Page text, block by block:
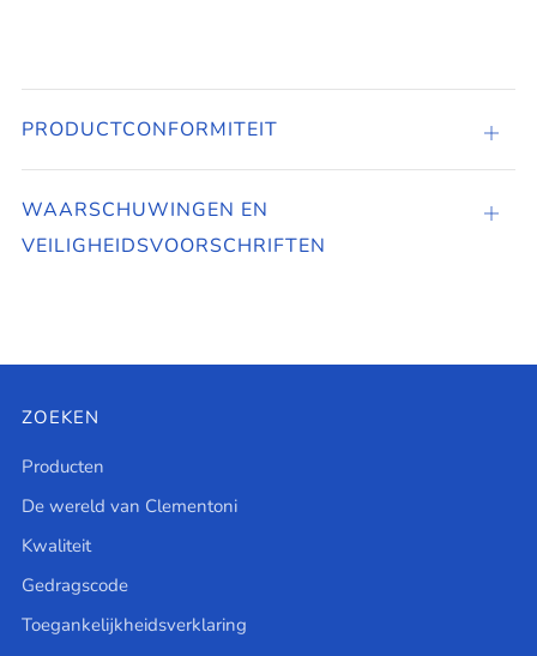
PRODUCTCONFORMITEIT
WAARSCHUWINGEN EN
VEILIGHEIDSVOORSCHRIFTEN
ZOEKEN
Producten
De wereld van Clementoni
Kwaliteit
Gedragscode
Toegankelijkheidsverklaring